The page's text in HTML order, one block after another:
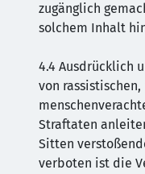
zugänglich
solchem Inhalt
4.4 Ausdrücklich
von
Straftaten
Sitten
verboten ist die